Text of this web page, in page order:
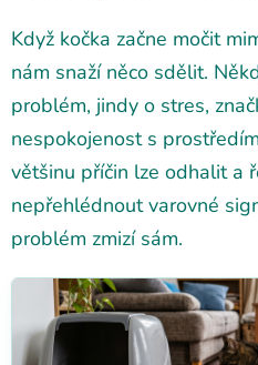
Když kočka začne močit
nám snaží něco sdělit.
problém, jindy o stres,
nespokojenost s
většinu příčin lze odhalit a
nepřehlédnout varovné
problém zmizí sám.